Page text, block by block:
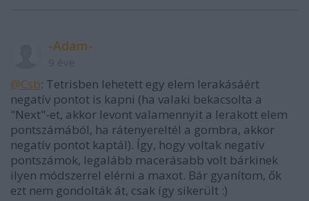
-Adam-
@Csb: Tetrisben lehetett egy elem lerakásáért
negatív pontot is kapni (ha valaki bekacsolta a
"Next"-et, akkor levont valamennyit a lerakott elem
pontszámából, ha rátenyereltél a gombra, akkor
negatív pontot kaptál). Így, hogy voltak negatív
pontszámok, legalább macerásabb volt bárkinek
ilyen módszerrel elérni a maxot. Bár gyanítom, ők
ezt nem gondolták át, csak így sikerült :)